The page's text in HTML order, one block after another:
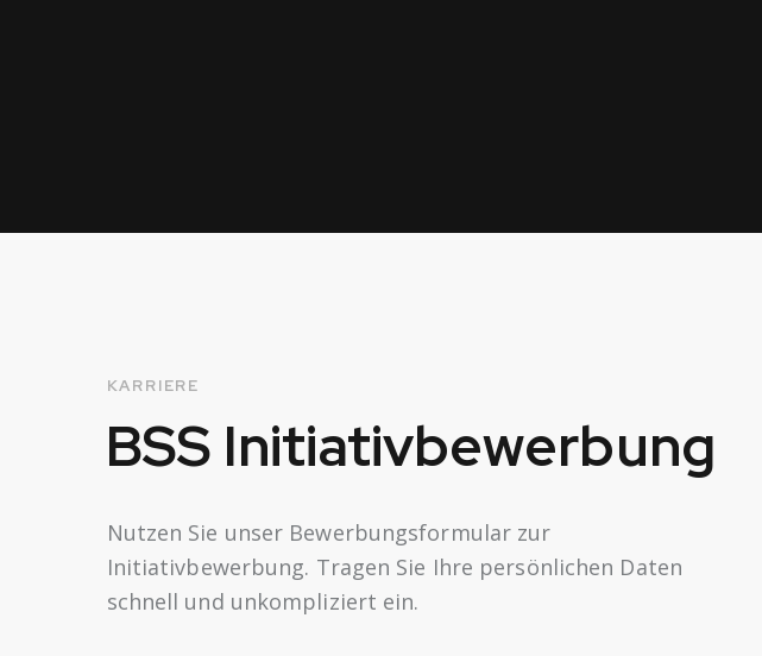
KARRIERE
BSS Initiativbewerbung
Nutzen Sie unser Bewerbungsformular zur
Initiativbewerbung. Tragen Sie Ihre persönlichen Daten
schnell und unkompliziert ein.